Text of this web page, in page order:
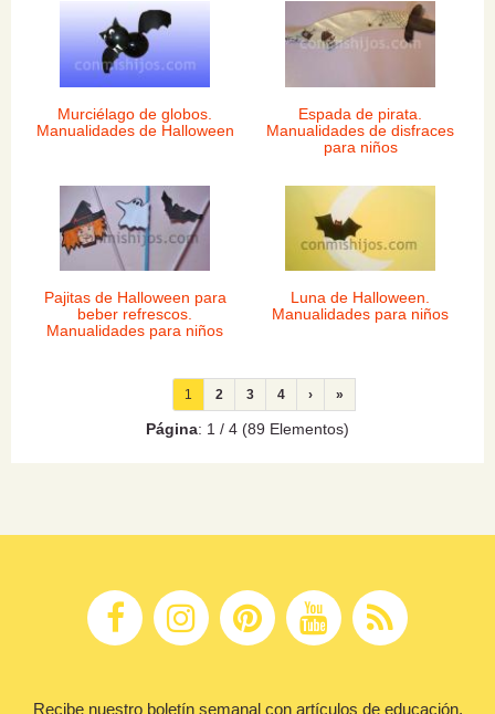
Murciélago de globos.
Manualidades de Halloween
Espada de pirata.
Manualidades de disfraces
para niños
Pajitas de Halloween para
beber refrescos.
Manualidades para niños
Luna de Halloween.
Manualidades para niños
1 2 3 4 › »
Página: 1 / 4 (89 Elementos)
Recibe nuestro boletín semanal con artículos de educación,